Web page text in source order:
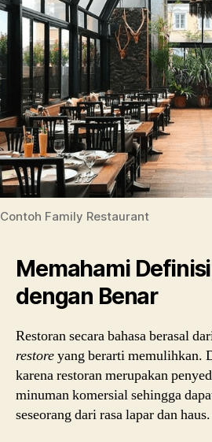
Contoh Family Restaurant
Memahami
dengan Benar
Restoran secara bahasa berasal
restoreyang berarti memulihkan.
karena restoran merupakan
minuman komersial sehingga
seseorang dari rasa lapar dan haus.